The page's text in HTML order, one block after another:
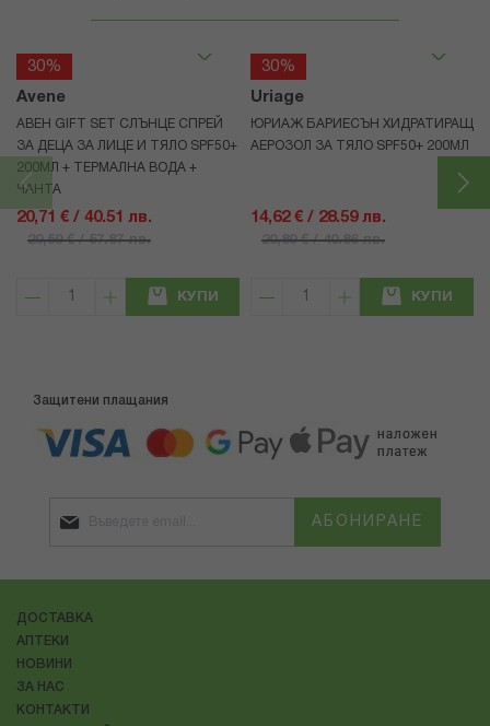
30%
Avene
АВЕН GIFT SET СЛЪНЦЕ СПРЕЙ
ЗА ДЕЦА ЗА ЛИЦЕ И ТЯЛО SPF50+
200МЛ + ТЕРМАЛНА ВОДА +
ЧАНТА
20,71 € / 40.51 лв.
29,59 € / 57.87 лв.
КУПИ
30%
Uriage
ЮРИАЖ БАРИЕСЪН ХИДРАТИРАЩ
АЕРОЗОЛ ЗА ТЯЛО SPF50+ 200МЛ
14,62 € / 28.59 лв.
20,89 € / 40.86 лв.
КУПИ
Защитени плащания
АБОНИРАНЕ
ДОСТАВКА
АПТЕКИ
НОВИНИ
ЗА НАС
КОНТАКТИ